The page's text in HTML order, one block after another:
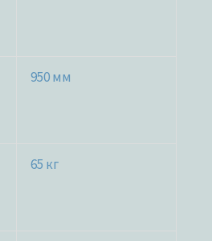
950 мм
65 кг